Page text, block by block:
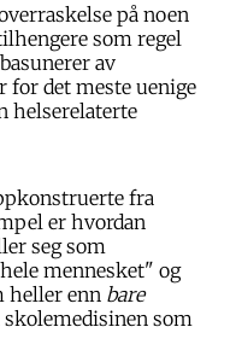
på noen
som regel
av
for det meste uenige
helserelaterte
fra
er hvordan
seg som
mennesket" og
enn bare
som